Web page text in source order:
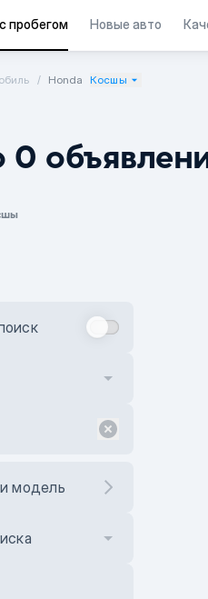
пробегом Новые авто
Honda Косшы
0
модель